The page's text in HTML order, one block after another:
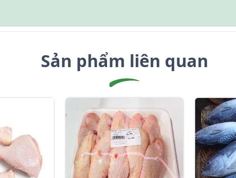
Sản phẩm liên quan